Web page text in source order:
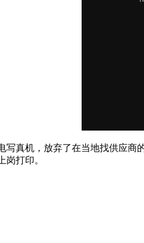
写真机，放弃了在当地找供应商
岗打印。